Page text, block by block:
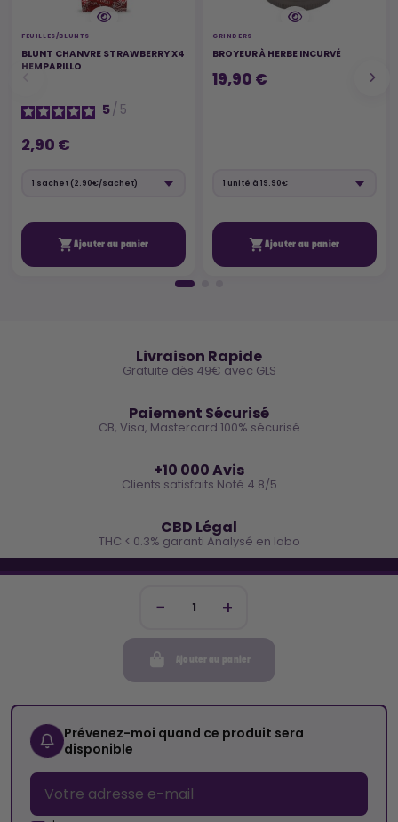
Ajouter au panier
Prévenez-moi quand ce produit sera
disponible
FEUILLES/BLUNTS
BLUNT CHANVRE STRAWBERRY X4
HEMPARILLO
5/ 5
2,90 €
Ajouter au panier
GRINDERS
BROYEUR À HERBE INCURVÉ
19,90 €
Ajouter au panier
Livraison Rapide
Gratuite dès 49€ avec GLS
Paiement Sécurisé
CB, Visa, Mastercard 100% sécurisé
+10 000 Avis
Clients satisfaits Noté 4.8/5
CBD Légal
THC < 0.3% garanti Analysé en labo
Inscris-toi et reçois -10€ sur ta prochaine commande
Cocorikush
Top Catégories
Nous Suivre